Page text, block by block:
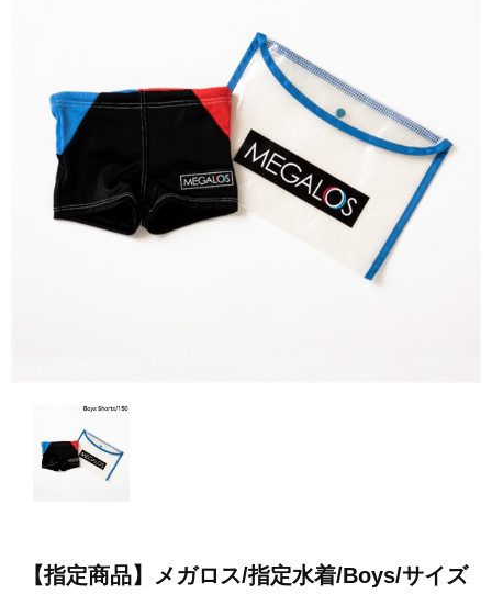
【指定商品】メガロス/指定水着/Boys/サイズ